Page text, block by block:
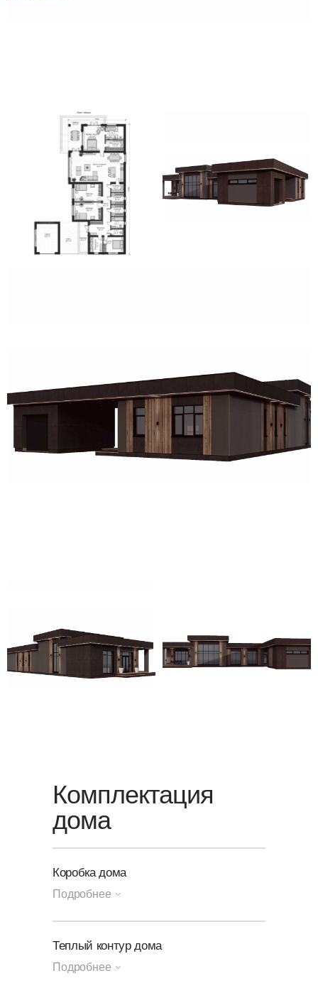
проекта свяжитесь с нами или
оставьте заявкуна обратный
звонок — мы свяжемся с вами
Комплектация
дома
Коробка дома
Подробнее
Генплан участка
Посадка и разметка дома
Теплый контур дома
Подробнее